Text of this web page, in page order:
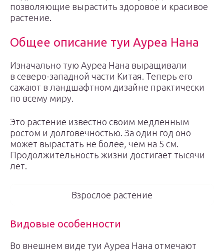
позволяющие вырастить здоровое и красивое
растение.
Общее описание туи Ауреа Нана
Изначально тую Ауреа Нана выращивали
в северо-западной части Китая. Теперь его
сажают в ландшафтном дизайне практически
по всему миру.
Это растение известно своим медленным
ростом и долговечностью. За один год оно
может вырастать не более, чем на 5 см.
Продолжительность жизни достигает тысячи
лет.
Взрослое растение
Видовые особенности
Во внешнем виде туи Ауреа Нана отмечают